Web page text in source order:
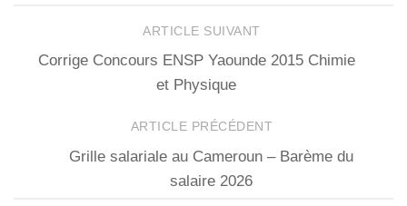
ARTICLE SUIVANT
Corrige Concours ENSP Yaounde 2015 Chimie
et Physique
ARTICLE PRÉCÉDENT
Grille salariale au Cameroun – Barème du
salaire 2026